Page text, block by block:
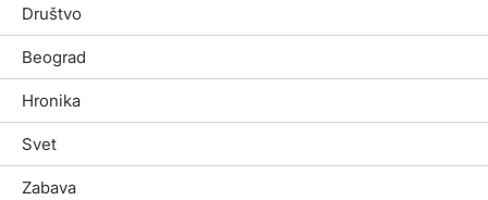
Društvo
Beograd
Hronika
Svet
Zabava